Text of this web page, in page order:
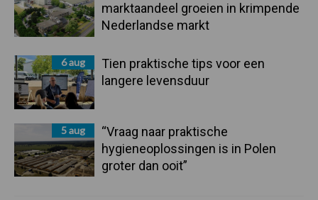
marktaandeel groeien in krimpende
Nederlandse markt
6 aug
Tien praktische tips voor een
langere levensduur
5 aug
“Vraag naar praktische
hygieneoplossingen is in Polen
groter dan ooit”